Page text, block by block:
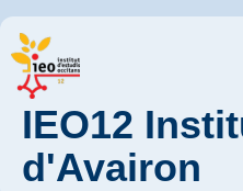
IEO12
d'Avairon